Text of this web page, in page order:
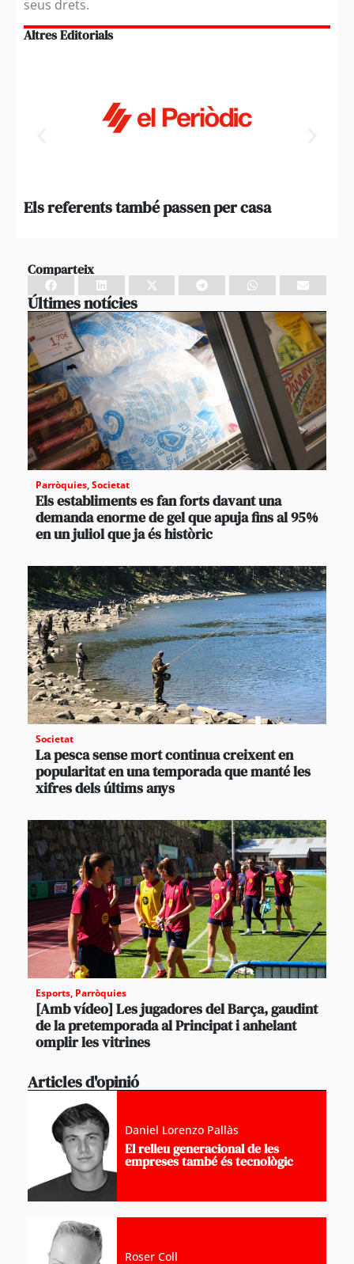
seus drets.
Altres Editorials
Els referents també passen per casa
Comparteix
Últimes notícies
Parròquies,Societat
Els establiments es fan forts davant una
demanda enorme de gel que apuja fins al 95%
en un juliol que ja és històric
Societat
La pesca sense mort continua creixent en
popularitat en una temporada que manté les
xifres dels últims anys
Esports, Parròquies
[Amb vídeo] Les jugadores del Barça, gaudint
de la pretemporada al Principat i anhelant
omplir les vitrines
Articles d'opinió
Daniel Lorenzo Pallàs
El relleu generacional de les
empreses també és tecnològic
Roser Coll